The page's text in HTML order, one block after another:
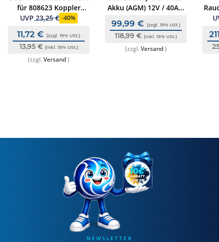
für 808623 Koppler
Meldergruppen
UVP23,25 € -40%
11,72 € (zzgl. 19% USt.)
13,95 € (inkl. 19% USt.)
(zzgl.Versand)
Akku (AGM) 12V / 40Ah,
Innengew,), VdS-
zertifiziert, wartungsfrei
99,99 € (zzgl. 19% USt.)
118,99 € (inkl. 19% USt.)
(zzgl.Versand)
NEWSLETTER